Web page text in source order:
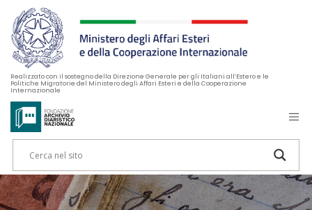
Realizzato con il sostegno della Direzione Generale per gli Italiani all’Estero e le
Politiche Migratorie del Ministero degli Affari Esteri e della Cooperazione
Internazionale